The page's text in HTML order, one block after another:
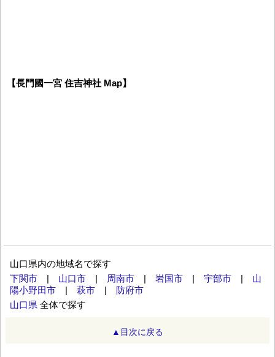
【長門國一宮 住吉神社 Map】
山口県内の地域名で探す
下関市
山口市 周南市 岩国市 宇部市
山
陽小野田市
萩市
防府市
山口県 全体で探す
▲目次に戻る